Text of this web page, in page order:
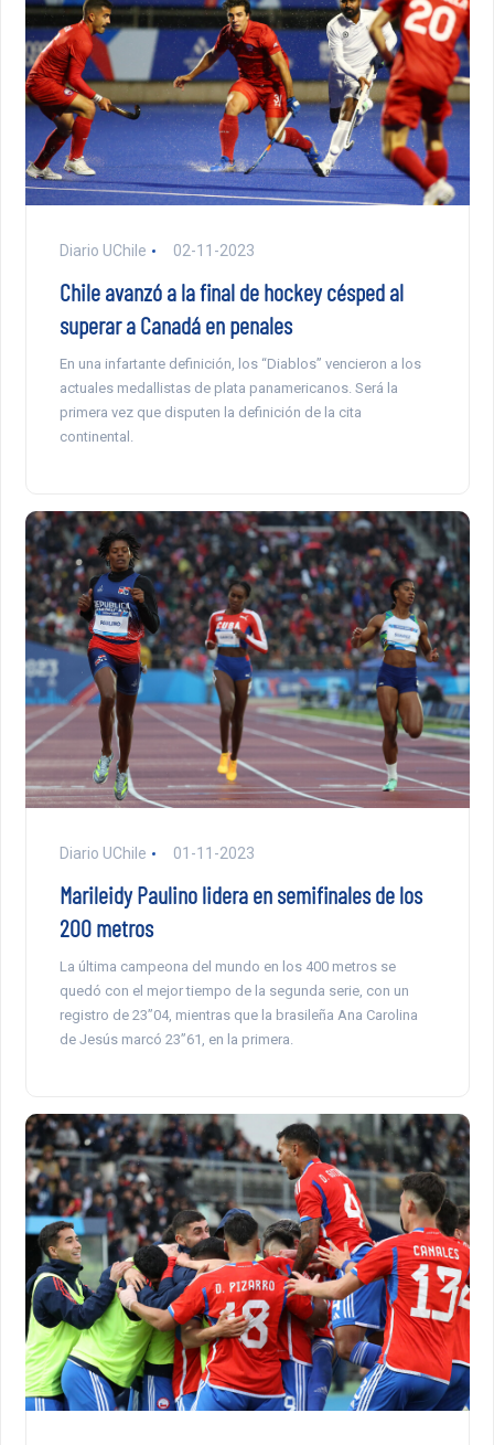
Diario UChile 02-11-2023
Chile avanzó a la final de hockey césped al
superar a Canadá en penales
En una infartante definición, los “Diablos” vencieron a los
actuales medallistas de plata panamericanos. Será la
primera vez que disputen la definición de la cita
continental.
Diario UChile 01-11-2023
Marileidy Paulino lidera en semifinales de los
200 metros
La última campeona del mundo en los 400 metros se
quedó con el mejor tiempo de la segunda serie, con un
registro de 23”04, mientras que la brasileña Ana Carolina
de Jesús marcó 23”61, en la primera.